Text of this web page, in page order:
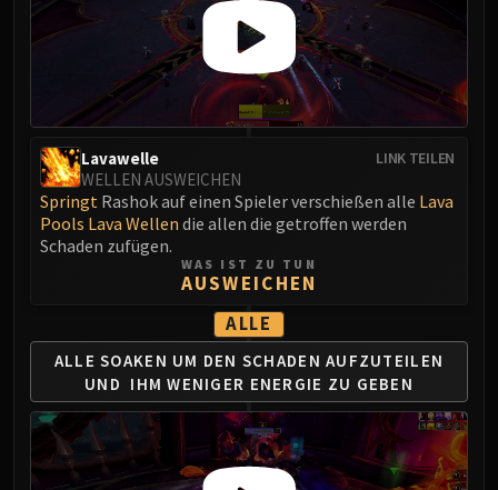
Rashanan
Broodtwister Ovinax
Nexus Princess Kyveza
Silken Court
Queen Ansurek
Shannox
Lord Rhyolith
Alysrazor
Majordomo Staghelm
Ragnaros
FIRELANDS
Conclave of Wind
Al'akir
Omnotron Defense System
LINK TEILEN
Lavawelle
WELLEN AUSWEICHEN
Springt Rashok auf einen Spieler verschießen alle Lava
Pools Lava Wellen die allen die getroffen werden
Schaden zufügen.
WAS IST ZU TUN
AUSWEICHEN
ALLE
ALLE SOAKEN UM DEN SCHADEN AUFZUTEILEN
UND IHM WENIGER ENERGIE ZU GEBEN